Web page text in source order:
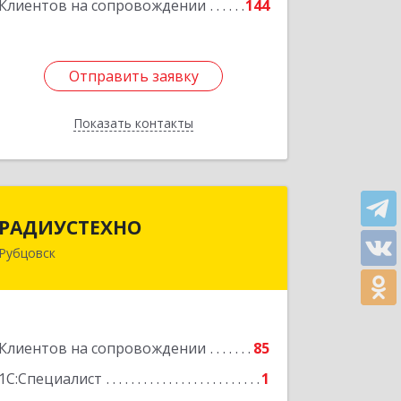
Клиентов на сопровождении 144
Отправить заявку
Показать контакты
Отправить заявку
Назад
РАДИУСТЕХНО
Рубцовск
Клиентов на сопровождении
85
1С:Специалист
1
658225, Алтайский край, Рубцовск г,